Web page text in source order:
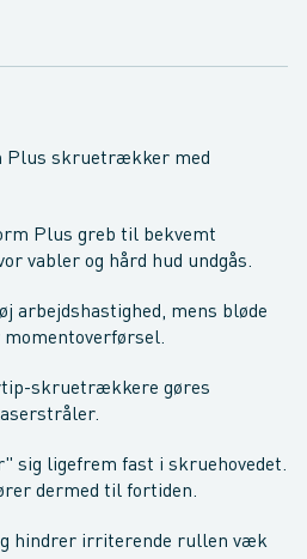
Plus skruetrækker med
Plus greb til bekvemt
vabler og hård hud undgås.
arbejdshastighed, mens bløde
skruetrækkere gøres
sig ligefrem fast i skruehovedet.
dermed til fortiden.
hindrer irriterende rullen væk